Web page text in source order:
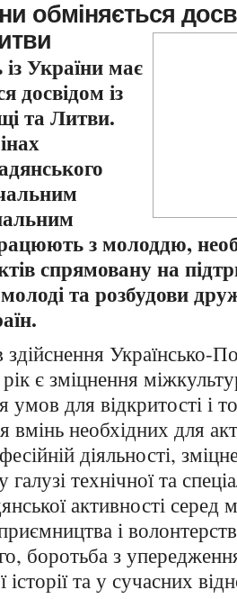
обміняється
України має
досвідом із
та Литви.
з молоддю,
спрямовану на
та розбудови
здійснення Українсько-
є зміцнення
для відкритості і
необхідних для
діяльності,
технічної та
активності серед
і
боротьба з
історії та у сучасних